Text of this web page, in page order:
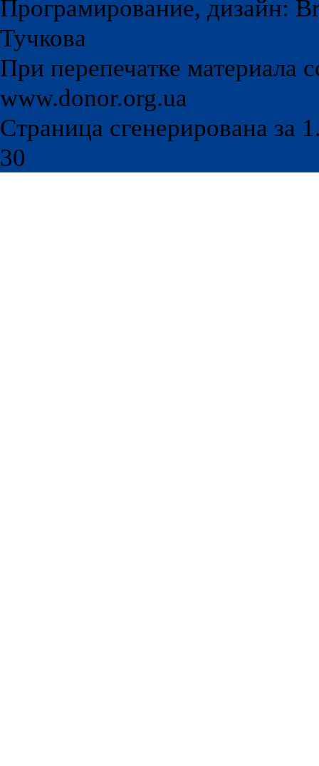
Програмирование, дизайн:
Тучкова
При перепечатке материала
www.donor.org.ua
Страница сгенерирована за
30